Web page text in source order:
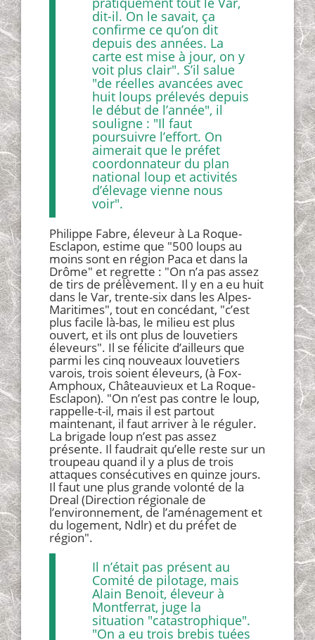
dit-il. On le savait, ça
confirme ce qu’on dit
depuis des années. La
carte est mise à jour, on y
voit plus clair". S’il salue
"de réelles avancées avec
huit loups prélevés depuis
le début de l’année", il
souligne : "Il faut
poursuivre l’effort. On
aimerait que le préfet
coordonnateur du plan
national loup et activités
d’élevage vienne nous
voir".
Philippe Fabre, éleveur à La Roque-
Esclapon, estime que "500 loups au
moins sont en région Paca et dans la
Drôme" et regrette : "On n’a pas assez
de tirs de prélèvement. Il y en a eu huit
dans le Var, trente-six dans les Alpes-
Maritimes", tout en concédant, "c’est
plus facile là-bas, le milieu est plus
ouvert, et ils ont plus de louvetiers
éleveurs". Il se félicite d’ailleurs que
parmi les cinq nouveaux louvetiers
varois, trois soient éleveurs, (à Fox-
Amphoux, Châteauvieux et La Roque-
Esclapon). "On n’est pas contre le loup,
rappelle-t-il, mais il est partout
maintenant, il faut arriver à le réguler.
La brigade loup n’est pas assez
présente. Il faudrait qu’elle reste sur un
troupeau quand il y a plus de trois
attaques consécutives en quinze jours.
Il faut une plus grande volonté de la
Dreal (Direction régionale de
l’environnement, de l’aménagement et
du logement, Ndlr) et du préfet de
région".
Il n’était pas présent au
Comité de pilotage, mais
Alain Benoit, éleveur à
Montferrat, juge la
situation "catastrophique".
"On a eu trois brebis tuées